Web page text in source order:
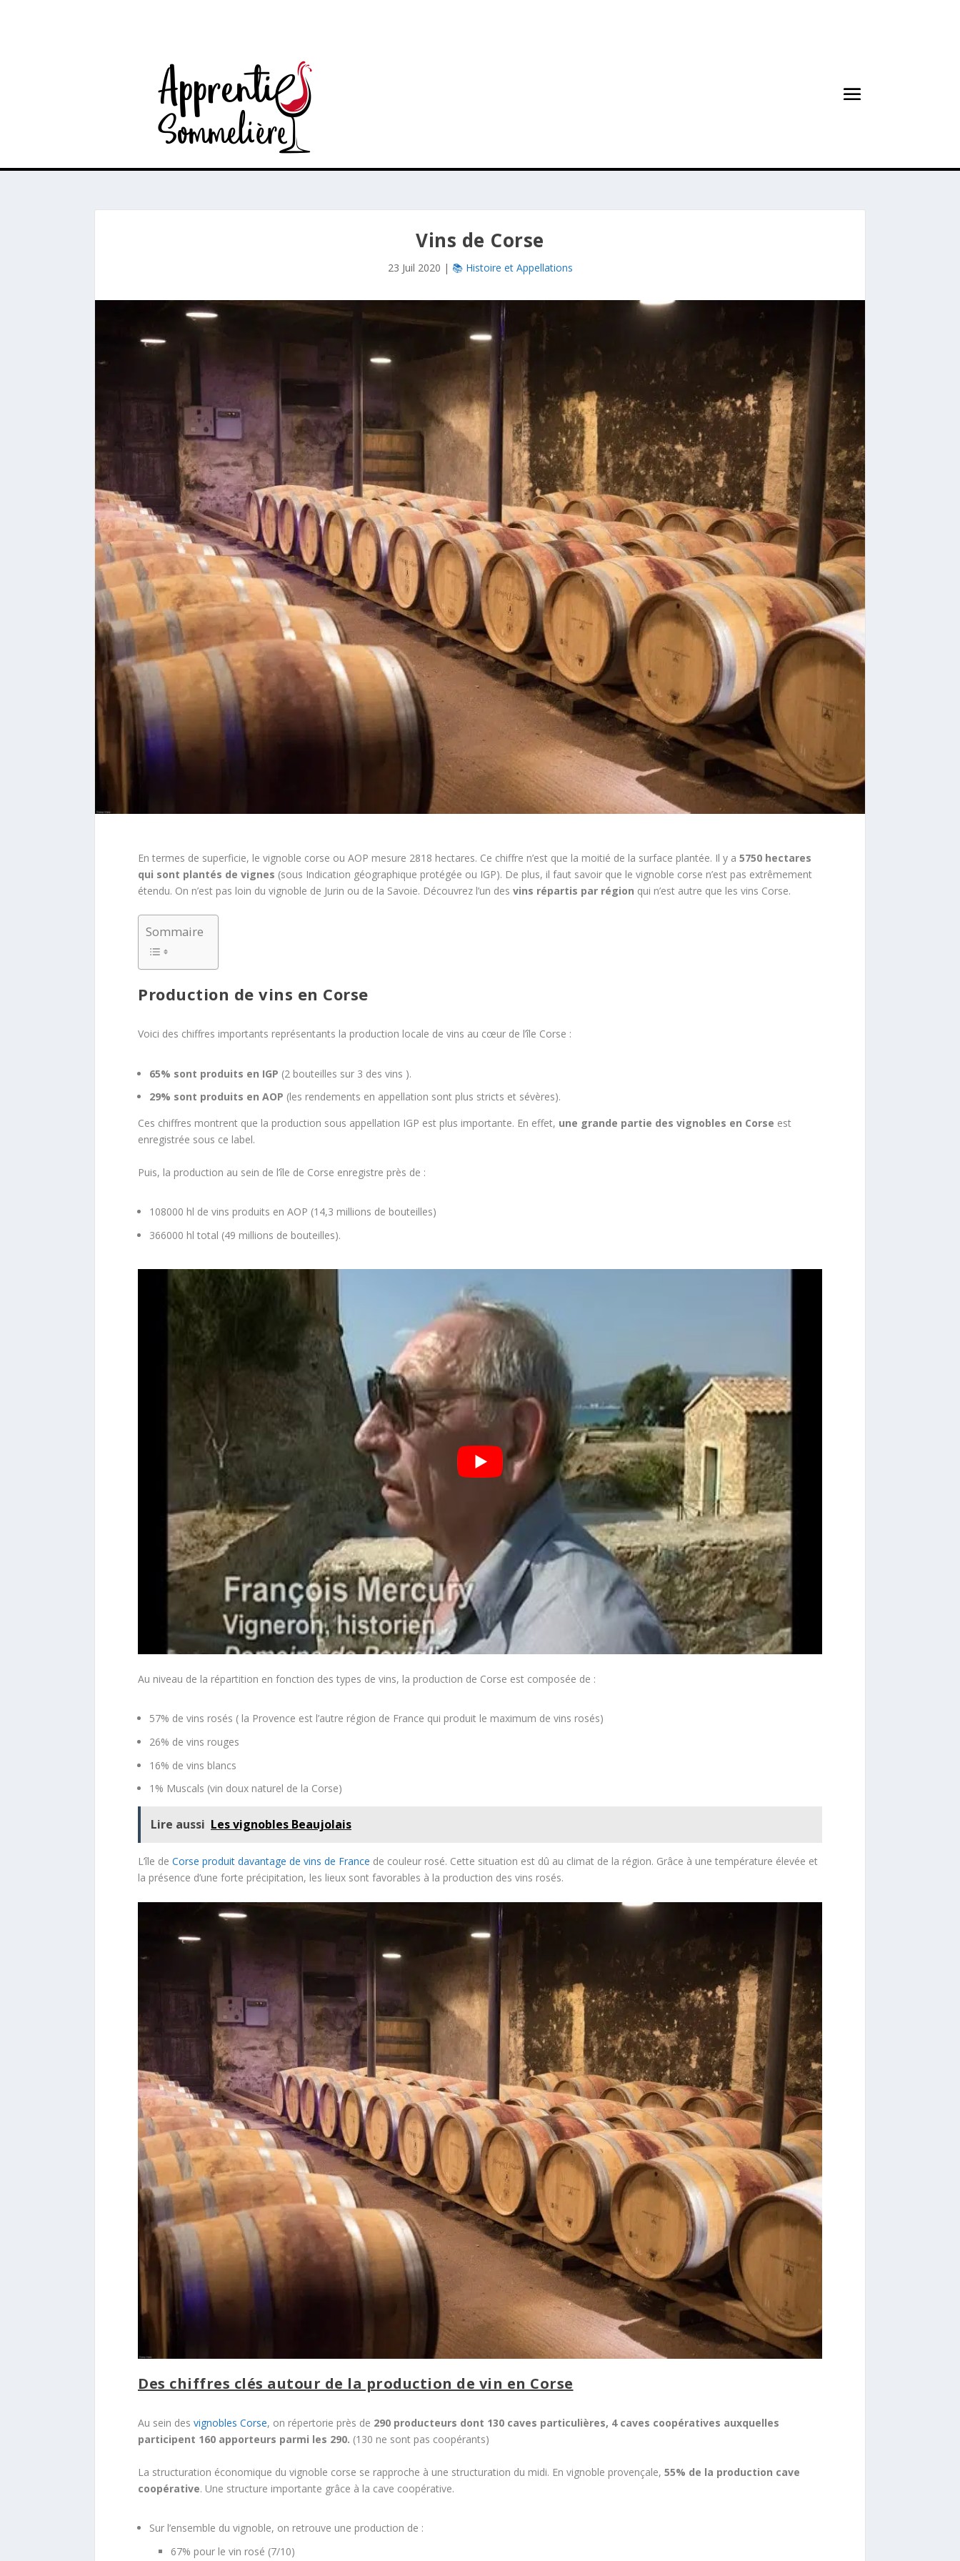
Vins de Corse
23 Juil 2020 | 📚 Histoire et Appellations
En termes de superficie, le vignoble corse ou AOP mesure 2818 hectares. Ce chiffre n’est que la moitié de la surface plantée. Il y a 5750 hectares
qui sont plantés de vignes (sous Indication géographique protégée ou IGP). De plus, il faut savoir que le vignoble corse n’est pas extrêmement
étendu. On n’est pas loin du vignoble de Jurin ou de la Savoie. Découvrez l’un des vins répartis par région qui n’est autre que les vins Corse.
Sommaire
Production de vins en Corse
Voici des chiffres importants représentants la production locale de vins au cœur de l’île Corse :
65% sont produits en IGP (2 bouteilles sur 3 des vins ).
29% sont produits en AOP (les rendements en appellation sont plus stricts et sévères).
Ces chiffres montrent que la production sous appellation IGP est plus importante. En effet, une grande partie des vignobles en Corse est
enregistrée sous ce label.
Puis, la production au sein de l’île de Corse enregistre près de :
108000 hl de vins produits en AOP (14,3 millions de bouteilles)
366000 hl total (49 millions de bouteilles).
Au niveau de la répartition en fonction des types de vins, la production de Corse est composée de :
57% de vins rosés ( la Provence est l’autre région de France qui produit le maximum de vins rosés)
26% de vins rouges
16% de vins blancs
1% Muscals (vin doux naturel de la Corse)
Lire aussi Les vignobles Beaujolais
L’île de Corse produit davantage de vins de France de couleur rosé. Cette situation est dû au climat de la région. Grâce à une température élevée et
la présence d’une forte précipitation, les lieux sont favorables à la production des vins rosés.
Des chiffres clés autour de la production de vin en Corse
Au sein des vignobles Corse, on répertorie près de 290 producteurs dont 130 caves particulières, 4 caves coopératives auxquelles
participent 160 apporteurs parmi les 290. (130 ne sont pas coopérants)
La structuration économique du vignoble corse se rapproche à une structuration du midi. En vignoble provençale, 55% de la production cave
coopérative. Une structure importante grâce à la cave coopérative.
Sur l’ensemble du vignoble, on retrouve une production de :
67% pour le vin rosé (7/10)